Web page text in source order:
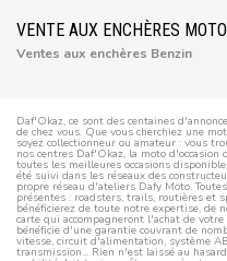
VENTE AUX ENCHÈRES MOTO
Ventes aux enchères Benzin
Daf'Okaz, ce sont des centaines
de chez vous. Que vous cherchiez une
soyez collectionneur ou amateur : vous
nos centres Daf'Okaz, la moto d'occasion
toutes les meilleures occasions
été suivi dans les réseaux des
propre réseau d'ateliers Dafy Moto.
présentes : roadsters, trails, routières et
bénéficierez de toute notre expertise, de
carte qui accompagneront l'achat de
bénéficie d'une garantie couvrant de
vitesse, circuit d'alimentation, système
transmission... Rien n'est laissé au